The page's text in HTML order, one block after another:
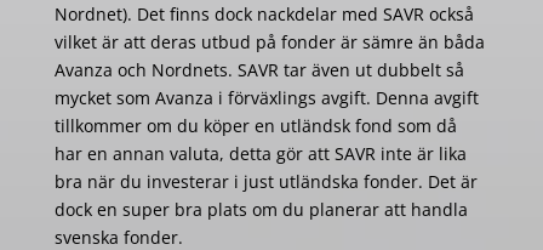
Nordnet). Det finns dock nackdelar med SAVR också
vilket är att deras utbud på fonder är sämre än båda
Avanza och Nordnets. SAVR tar även ut dubbelt så
mycket som Avanza i förväxlings avgift. Denna avgift
tillkommer om du köper en utländsk fond som då
har en annan valuta, detta gör att SAVR inte är lika
bra när du investerar i just utländska fonder. Det är
dock en super bra plats om du planerar att handla
svenska fonder.